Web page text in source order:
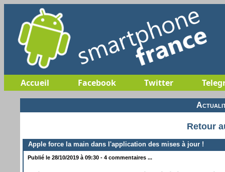
Accueil Facebook Twitter
Retour
Apple force la main dans l'application des mises à jour !
Publié le 28/10/2019 à 09:30 - 4 commentaires ...